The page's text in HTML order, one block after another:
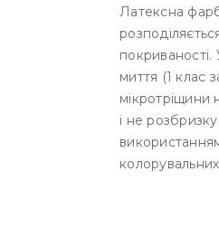
Латексна
миття (1 клас
мікротріщини
і не